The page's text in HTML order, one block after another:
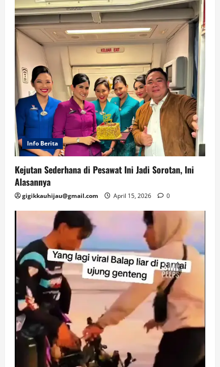
Info Berita
Kejutan Sederhana di Pesawat Ini Jadi Sorotan, Ini
Alasannya
gigikkauhijau@gmail.com April 15, 2026 0